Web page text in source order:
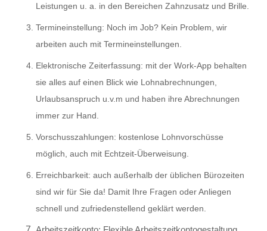
Leistungen u. a. in den Bereichen Zahnzusatz und Brille.
Termineinstellung: Noch im Job? Kein Problem, wir
arbeiten auch mit Termineinstellungen.
Elektronische Zeiterfassung: mit der Work-App behalten
sie alles auf einen Blick wie Lohnabrechnungen,
Urlaubsanspruch u.v.m und haben ihre Abrechnungen
immer zur Hand.
Vorschusszahlungen: kostenlose Lohnvorschüsse
möglich, auch mit Echtzeit-Überweisung.
Erreichbarkeit: auch außerhalb der üblichen Bürozeiten
sind wir für Sie da! Damit Ihre Fragen oder Anliegen
schnell und zufriedenstellend geklärt werden.